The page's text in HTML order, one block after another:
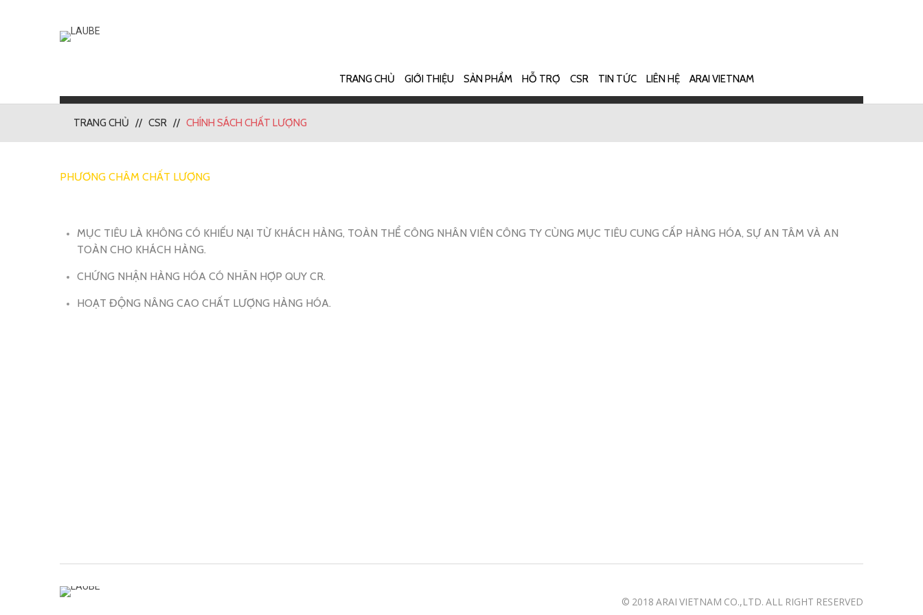
TRANG CHỦ GIỚI THIỆU SẢN PHẨM HỖ TRỢ CSR TIN TỨC LIÊN HỆ ARAI VIETNAM
TRANG CHỦ CSR CHÍNH SÁCH CHẤT LƯỢNG
PHƯƠNG CHÂM CHẤT LƯỢNG
MỤC TIÊU LÀ KHÔNG CÓ KHIẾU NẠI TỪ KHÁCH HÀNG, TOÀN THỂ CÔNG NHÂN VIÊN CÔNG TY CÙNG MỤC TIÊU CUNG CẤP HÀNG HÓA, SỰ AN TÂM VÀ AN
TOÀN CHO KHÁCH HÀNG.
CHỨNG NHẬN HÀNG HÓA CÓ NHÃN HỢP QUY CR.
HOẠT ĐỘNG NÂNG CAO CHẤT LƯỢNG HÀNG HÓA.
© 2018 ARAI VIETNAM CO.,LTD. ALL RIGHT RESERVED